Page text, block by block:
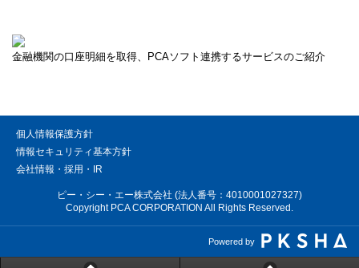
金融機関の口座明細を取得、PCAソフト連携するサービスのご紹介
個人情報保護方針
情報セキュリティ基本方針
会社情報・採用・IR
ピー・シー・エー株式会社 (法人番号：4010001027327)
Copyright PCA CORPORATION All Rights Reserved.
Powered by